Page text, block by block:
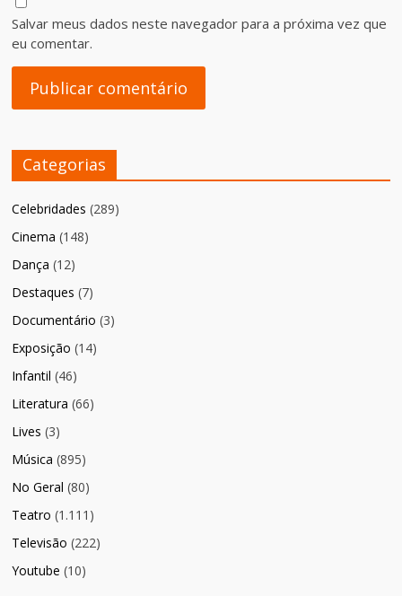
Salvar meus dados neste navegador para a próxima vez que
eu comentar.
Categorias
Celebridades (289)
Cinema (148)
Dança (12)
Destaques (7)
Documentário (3)
Exposição (14)
Infantil (46)
Literatura (66)
Lives (3)
Música (895)
No Geral (80)
Teatro (1.111)
Televisão (222)
Youtube (10)